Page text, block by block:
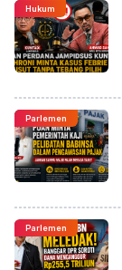
Hukum
Parlemen
Parlemen